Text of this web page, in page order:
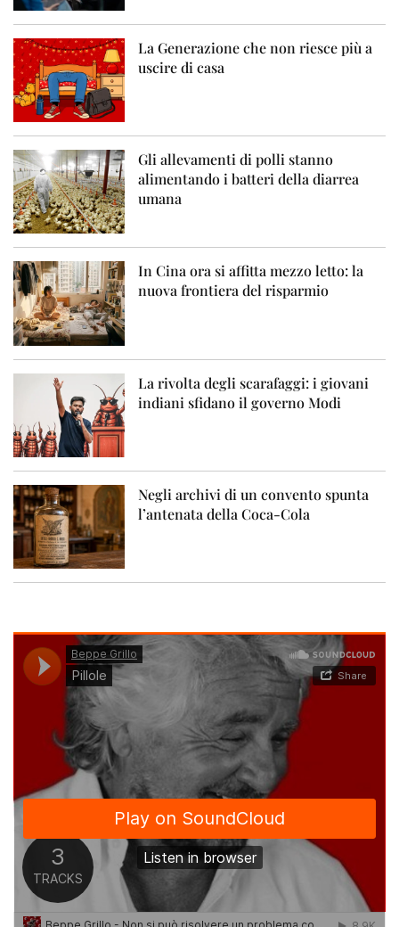
La Generazione che non riesce più a
uscire di casa
Gli allevamenti di polli stanno
alimentando i batteri della diarrea
umana
In Cina ora si affitta mezzo letto: la
nuova frontiera del risparmio
La rivolta degli scarafaggi: i giovani
indiani sfidano il governo Modi
Negli archivi di un convento spunta
l’antenata della Coca-Cola